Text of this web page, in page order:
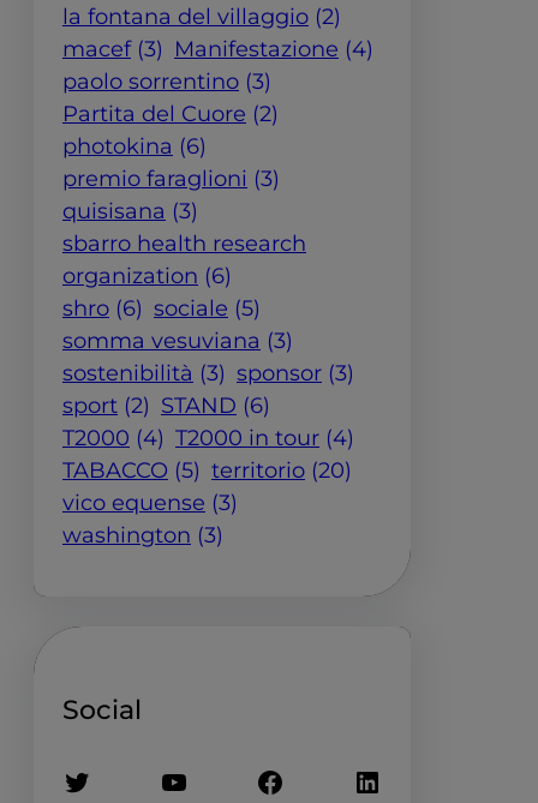
la fontana del villaggio (2)
macef (3) Manifestazione (4)
paolo sorrentino (3)
Partita del Cuore (2)
photokina (6)
premio faraglioni (3)
quisisana (3)
sbarro health research
organization (6)
shro (6) sociale (5)
somma vesuviana (3)
sostenibilità (3) sponsor (3)
sport (2) STAND (6)
T2000 (4) T2000 in tour (4)
TABACCO (5) territorio (20)
vico equense (3)
washington (3)
Social
Twitter YouTube Facebook LinkedIn